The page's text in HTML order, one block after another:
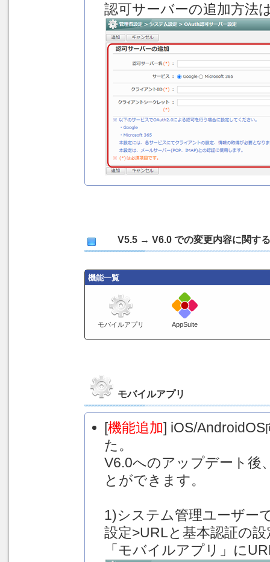
認可サーバーの追加方法
V5.5 → V6.0 での変更内容に関す
機能一覧
モバイルアプリ AppSuite
モバイルアプリ
[機能追加] iOS/
た。
V6.0へのアップデート後
とができます。
1)システム管理ユーザー
設定>URLと基本認証の
「モバイルアプリ」に